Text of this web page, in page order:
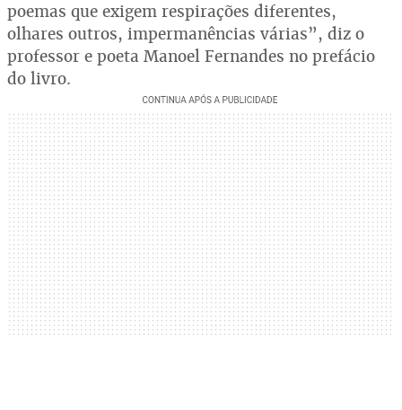
poemas que exigem respirações diferentes,
olhares outros, impermanências várias”, diz o
professor e poeta Manoel Fernandes no prefácio
do livro.